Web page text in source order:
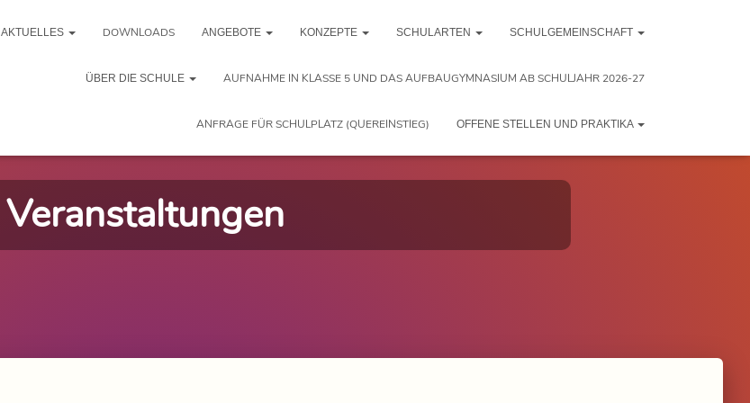
AKTUELLES DOWNLOADS ANGEBOTE KONZEPTE SCHULARTEN SCHULGEMEINSCHAFT
ÜBER DIE SCHULE AUFNAHME IN KLASSE 5 UND DAS AUFBAUGYMNASIUM AB SCHULJAHR 2026-27
ANFRAGE FÜR SCHULPLATZ (QUEREINSTIEG) OFFENE STELLEN UND PRAKTIKA
Veranstaltungen